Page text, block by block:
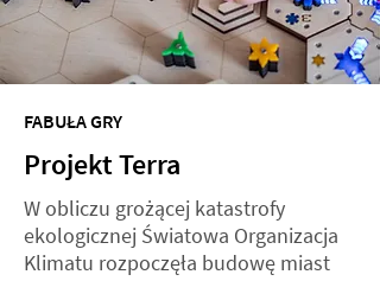
FABUŁA GRY
Projekt Terra
W obliczu grożącej katastrofy
ekologicznej Światowa Organizacja
Klimatu rozpoczęła budowę miast